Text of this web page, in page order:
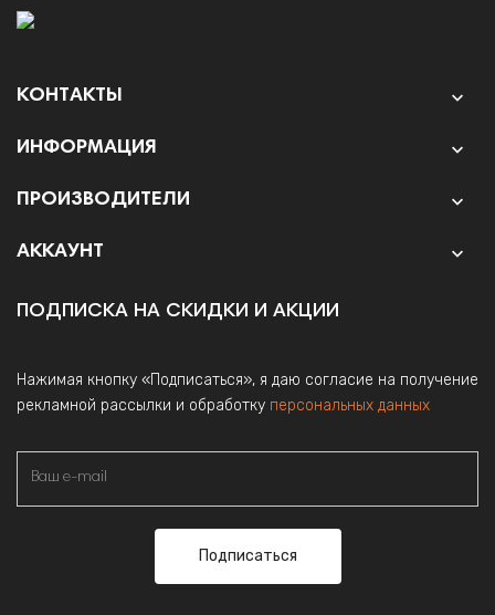
КОНТАКТЫ 
ИНФОРМАЦИЯ 
ПРОИЗВОДИТЕЛИ 
АККАУНТ 
ПОДПИСКА НА СКИДКИ И АКЦИИ
Нажимая кнопку «Подписаться», я даю согласие на получение
рекламной рассылки и обработку персональных данных
Подписаться